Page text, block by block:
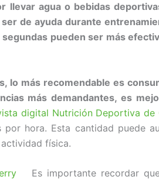
llevar agua o bebidas
de ayuda durante
pueden ser más
lo más recomendable es
más demandantes, es
digital Nutrición Deportiva de
hora. Esta cantidad puede
física.
Es importante recordar